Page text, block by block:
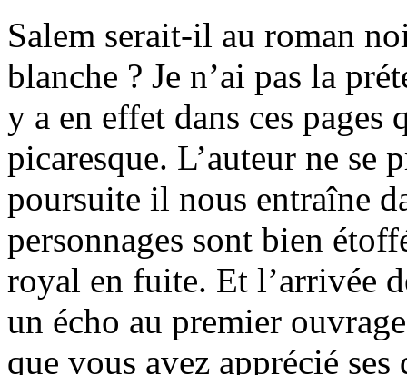
Salem serait-il au roman
blanche ? Je n’ai pas la
y a en effet dans ces
picaresque. L’auteur ne se
poursuite il nous entraîne
personnages sont bien
royal en fuite. Et l’arrivée
un écho au premier
que vous avez apprécié